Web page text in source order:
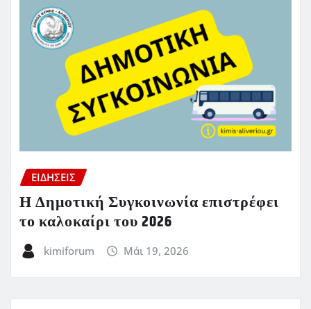
ΕΙΔΗΣΕΙΣ
Η Δημοτική Συγκοινωνία επιστρέφει
το καλοκαίρι του 2026
kimiforum Μάι 19, 2026